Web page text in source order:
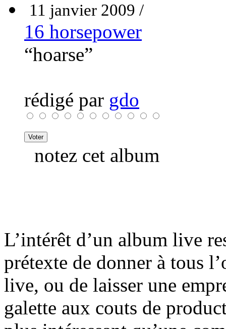
11 janvier 2009 /
16 horsepower
“hoarse”
rédigé par gdo
notez cet album
L’intérêt d’un album live
prétexte de donner à tous
live, ou de laisser une
galette aux couts de